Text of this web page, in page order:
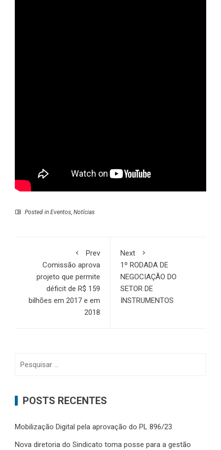
Posted in Eventos, Notícias
Prev
Comissão aprova
projeto que permite
déficit de R$ 159
bilhões em 2017 e em
2018
Next
1º RODADA DE
NEGOCIAÇÃO DO
SETOR DE
INSTRUMENTOS
POSTS RECENTES
Mobilização Digital pela aprovação do PL 896/23
Nova diretoria do Sindicato toma posse para a gestão